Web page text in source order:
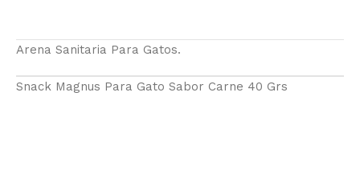
Arena Sanitaria Para Gatos.
Snack Magnus Para Gato Sabor Carne 40 Grs